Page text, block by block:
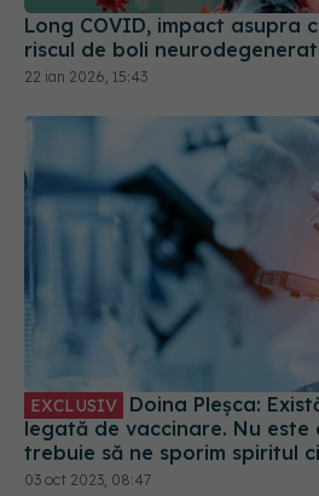
22 ian 2026, 15:43
legată de vaccinare. Nu
trebuie să ne sporim spiritul
corect minusurile și plusurile
03 oct 2023, 08:47